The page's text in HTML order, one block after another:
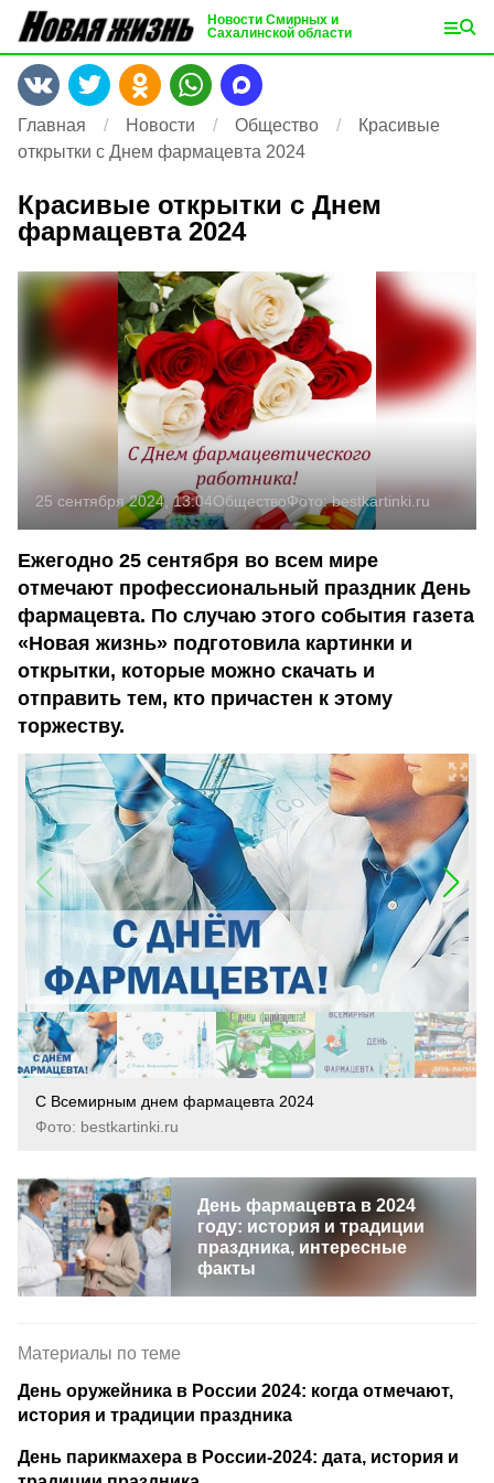
Новости Смирных и
Сахалинской области
Главная Новости Общество
Красивые
открытки с Днем фармацевта 2024
Красивые открытки с Днем
фармацевта 2024
25 сентября 2024, 13:04ОбществоФото:bestkartinki.ru
Ежегодно 25 сентября во всем мире
отмечают профессиональный праздник День
фармацевта. По случаю этого события газета
«Новая жизнь» подготовила картинки и
открытки, которые можно скачать и
отправить тем, кто причастен к этому
торжеству.
С Всемирным днем фармацевта 2024
Фото: bestkartinki.ru
День фармацевта в 2024
году: история и традиции
праздника, интересные
факты
Материалы по теме
День оружейника в России 2024: когда отмечают,
история и традиции праздника
День парикмахера в России-2024: дата, история и